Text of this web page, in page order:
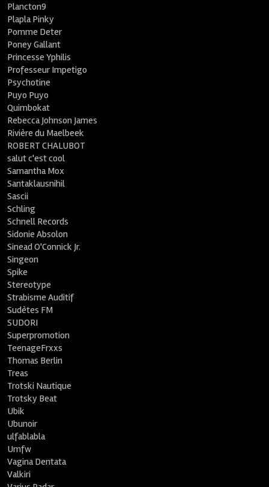
Plancton9
Plapla Pinky
Pomme Deter
Poney Gallant
Princesse Yphilis
Professeur Impetigo
Psychotine
Puyo Puyo
Quimbokat
Rebecca Johnson James
Rivière du Maelbeek
ROBERT CHALUBOT
salut c'est cool
Samantha Mox
Santaklausnihil
Sascii
Schling
Schnell Records
Sidonie Absolon
Sinead O'Connick Jr.
Singeon
Spike
Stereotype
Strabisme Auditif
Sudètes FM
SUDORI
Superpromotion
TeenageFrxxs
Thomas Berlin
Treas
Trotski Nautique
Trotsky Beat
Ubik
Ubunoir
ulfablabla
Umfw
Vagina Dentata
Valkiri